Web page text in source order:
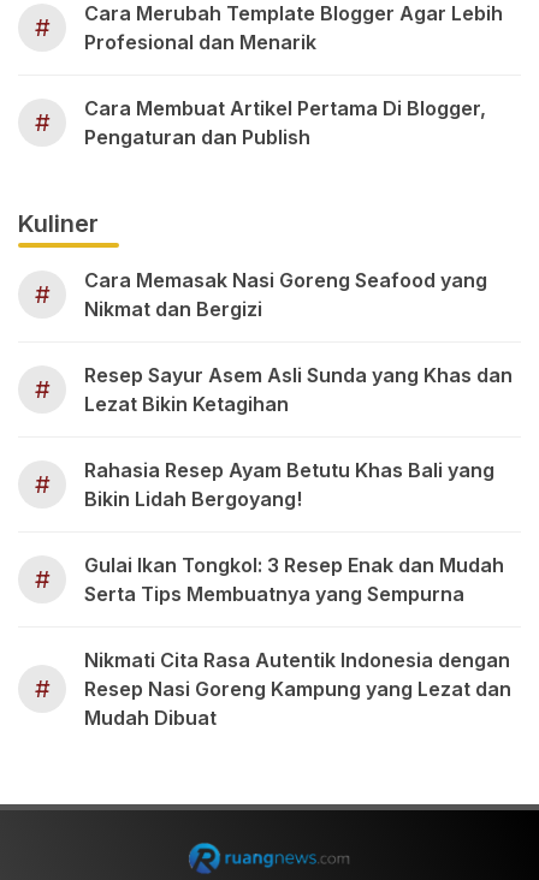
#
Cara Merubah Template Blogger Agar Lebih
Profesional dan Menarik
#
Cara Membuat Artikel Pertama Di Blogger,
Pengaturan dan Publish
Kuliner
#
Cara Memasak Nasi Goreng Seafood yang
Nikmat dan Bergizi
#
Resep Sayur Asem Asli Sunda yang Khas dan
Lezat Bikin Ketagihan
#
Rahasia Resep Ayam Betutu Khas Bali yang
Bikin Lidah Bergoyang!
#
Gulai Ikan Tongkol: 3 Resep Enak dan Mudah
Serta Tips Membuatnya yang Sempurna
#
Nikmati Cita Rasa Autentik Indonesia dengan
Resep Nasi Goreng Kampung yang Lezat dan
Mudah Dibuat